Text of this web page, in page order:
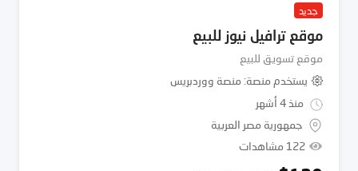
جديد
موقع ترافيل نيوز للبيع
موقع تسويق للبيع
يستخدم منصة منصة ووردبريس
منذ 4 أشهر
جمهورية مصر العربية
122 مشاهدات